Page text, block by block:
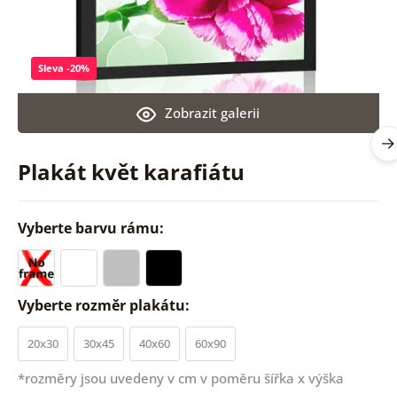
Plakát květ karafiátu
Zobrazit galerii
Sleva -20%
Vyberte barvu rámu:
Vyberte rozměr plakátu:
20x30 30x45 40x60 60x90
*rozměry jsou uvedeny v cm v poměru šířka x výška